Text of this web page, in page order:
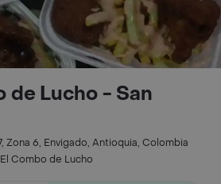
de Lucho - San
Zona 6, Envigado, Antioquia, Colombia
Combo de Lucho